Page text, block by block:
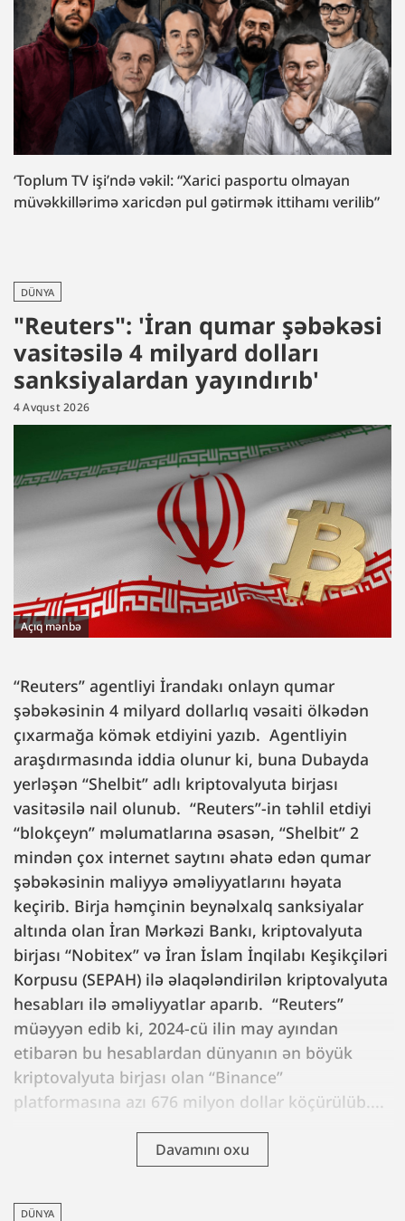
‘Toplum TV işi’ndə vəkil: “Xarici pasportu olmayan
müvəkkillərimə xaricdən pul gətirmək ittihamı verilib”
DÜNYA
"Reuters": 'İran qumar şəbəkəsi
vasitəsilə 4 milyard dolları
sanksiyalardan yayındırıb'
4 Avqust 2026
Açıq mənbə
“Reuters” agentliyi İrandakı onlayn qumar
şəbəkəsinin 4 milyard dollarlıq vəsaiti ölkədən
çıxarmağa kömək etdiyini yazıb. Agentliyin
araşdırmasında iddia olunur ki, buna Dubayda
yerləşən “Shelbit” adlı kriptovalyuta birjası
vasitəsilə nail olunub. “Reuters”-in təhlil etdiyi
“blokçeyn” məlumatlarına əsasən, “Shelbit” 2
mindən çox internet saytını əhatə edən qumar
şəbəkəsinin maliyyə əməliyyatlarını həyata
keçirib. Birja həmçinin beynəlxalq sanksiyalar
altında olan İran Mərkəzi Bankı, kriptovalyuta
birjası “Nobitex” və İran İslam İnqilabı Keşikçiləri
Korpusu (SEPAH) ilə əlaqələndirilən kriptovalyuta
hesabları ilə əməliyyatlar aparıb. “Reuters”
müəyyən edib ki, 2024-cü ilin may ayından
etibarən bu hesablardan dünyanın ən böyük
kriptovalyuta birjası olan “Binance”
platformasına azı 676 milyon dollar köçürülüb....
Davamını oxu
DÜNYA